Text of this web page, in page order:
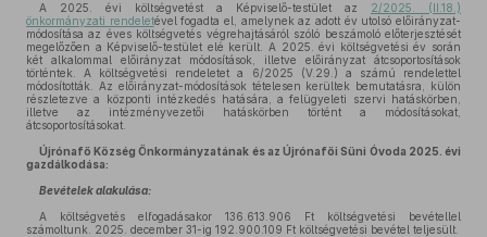
A 2025. évi költségvetést a Képviselő-testület az 2/2025. (II.18.)
önkormányzati rendeletével fogadta el, amelynek az adott év utolsó előirányzat-
módosítása az éves költségvetés végrehajtásáról szóló beszámoló előterjesztését
megelőzően a Képviselő-testület elé került. A 2025. évi költségvetési év során
két alkalommal előirányzat módosítások, illetve előirányzat átcsoportosítások
történtek. A költségvetési rendeletet a 6/2025 (V.29.) a számú rendelettel
módosították. Az előirányzat-módosítások tételesen kerültek bemutatásra, külön
részletezve a központi intézkedés hatására, a felügyeleti szervi hatáskörben,
illetve az intézményvezetői hatáskörben történt a módosításokat,
átcsoportosításokat.
Újrónafő Község Önkormányzatának és az Újrónafői Süni Óvoda 2025. évi
gazdálkodása:
Bevételek alakulása:
A költségvetés elfogadásakor 136.613.906 Ft költségvetési bevétellel
számoltunk. 2025. december 31-ig 192.900.109 Ft költségvetési bevétel teljesült.